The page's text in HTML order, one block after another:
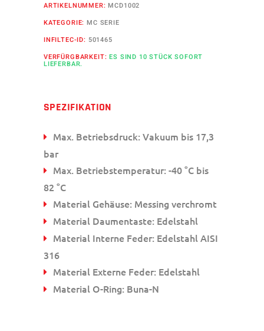
ARTIKELNUMMER:MCD1002
KATEGORIE:MC SERIE
INFILTEC-ID: 501465
VERFÜRGBARKEIT:ES SIND 10 STÜCK SOFORT
LIEFERBAR.
SPEZIFIKATION
Max. Betriebsdruck: Vakuum bis 17,3
bar
Max. Betriebstemperatur: -40 °C bis
82 °C
Material Gehäuse: Messing verchromt
Material Daumentaste: Edelstahl
Material Interne Feder: Edelstahl AISI
316
Material Externe Feder: Edelstahl
Material O-Ring: Buna-N